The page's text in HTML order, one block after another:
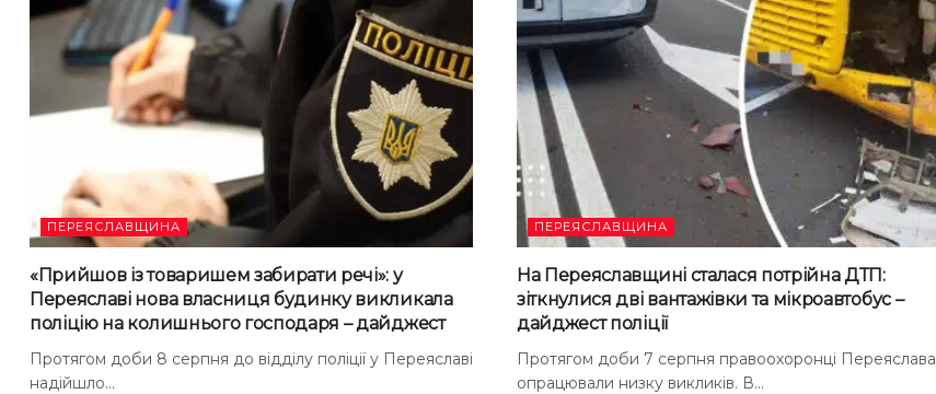
ПЕРЕЯСЛАВЩИНА
«Прийшов із товаришем забирати речі»: у
Переяславі нова власниця будинку викликала
поліцію на колишнього господаря – дайджест
Протягом доби 8 серпня до відділу поліції у Переяславі
надійшло...
ПЕРЕЯСЛАВЩИНА
На Переяславщині сталася потрійна ДТП:
зіткнулися дві вантажівки та мікроавтобус –
дайджест поліції
Протягом доби 7 серпня правоохоронці Переяслава
опрацювали низку викликів. В...